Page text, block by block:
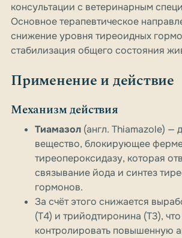
консультации с ветеринарным
Основное терапевтическое
снижение уровня тиреоидных
стабилизация общего состояния
Применение и действие
Механизм действия
Тиамазол (англ. Thiamazole) —
вещество, блокирующее
тиреопероксидазу, которая
связывание йода и синтез
гормонов.
За счёт этого снижается
(T4) и трийодтиронина (T3),
контролировать повышенную